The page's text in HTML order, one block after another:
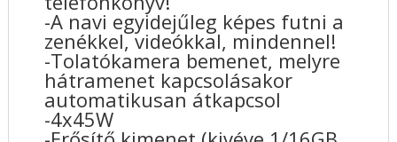
-A navi egyidejűleg képes futni a
zenékkel, videókkal, mindennel!
-Tolatókamera bemenet, melyre
hátramenet kapcsolásakor
automatikusan átkapcsol
-4x45W